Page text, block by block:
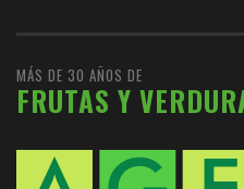
MÁS DE 30 AÑOS DE
FRUTAS Y